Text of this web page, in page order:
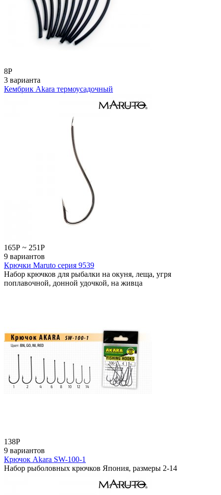
8Р
3 варианта
Кембрик Akara термоусадочный
165Р ~ 251Р
9 вариантов
Крючки Maruto серия 9539
Набор крючков для рыбалки на окуня, леща, угря
поплавочной, донной удочкой, на живца
138Р
9 вариантов
Крючок Akara SW-100-1
Набор рыболовных крючков Япония, размеры 2-14